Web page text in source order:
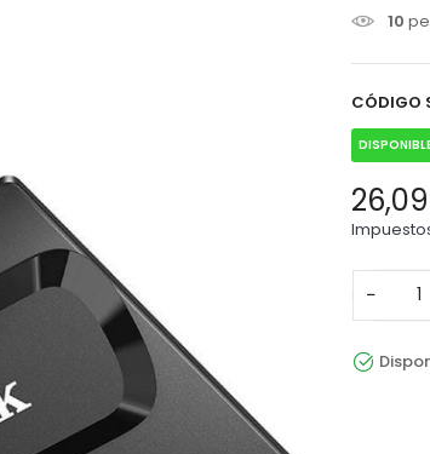
10
CÓDIGO
−